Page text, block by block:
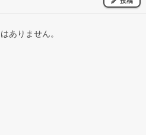
ありません。